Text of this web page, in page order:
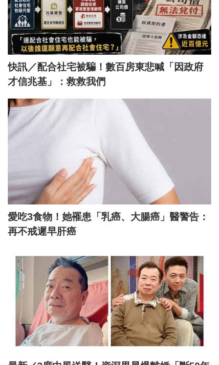
快訊／配合社宅被騙！數百房東悲喊「因政府
才信兆基」：救救我們
愛吃3食物！她罹患「乳癌、大腸癌」醫警告：
再不戒遲早肝癌